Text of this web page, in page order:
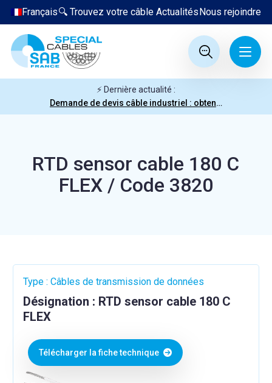
Nous rejoindre
Actualités
🔍 Trouvez votre câble
Français
⚡ Dernière actualité :
Demande de devis câble industriel : obtenez votre prix en quelques clics
RTD sensor cable 180 C
FLEX / Code 3820
Type : Câbles de transmission de données
Désignation : RTD sensor cable 180 C
FLEX
Télécharger la fiche technique